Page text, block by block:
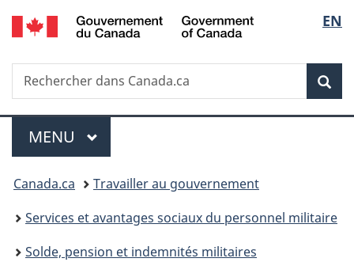
Passer
au
principal
Passer
à
Au
du
Passer
à
version
simplifiée
de
la
EN
Recherche
Rechercher
dans
Menu
MENU PRINCIPAL
Vous
êtes
ici :
Canada.ca
Travailler au gouvernement
Services et avantages sociaux du personnel militaire
Solde, pension et indemnités militaires